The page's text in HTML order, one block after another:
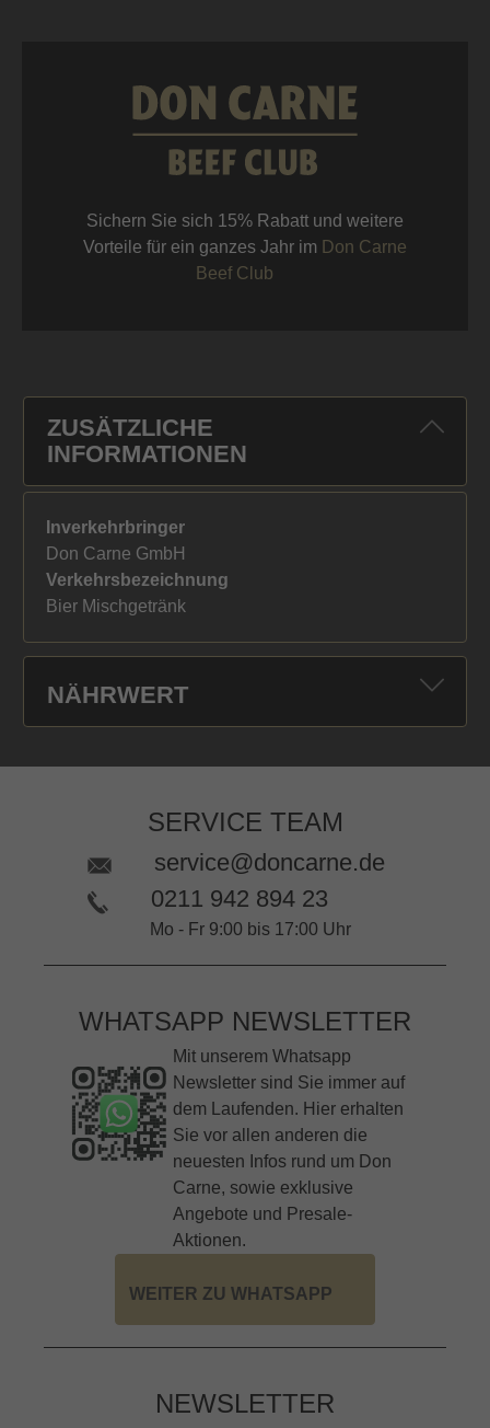
Sichern Sie sich 15% Rabatt und weitere
Vorteile für ein ganzes Jahr im Don Carne
Beef Club
ZUSÄTZLICHE
INFORMATIONEN
Inverkehrbringer
Don Carne GmbH
Verkehrsbezeichnung
Bier Mischgetränk
NÄHRWERT
SERVICE TEAM
service@doncarne.de
0211 942 894 23
Mo - Fr 9:00 bis 17:00 Uhr
WHATSAPP NEWSLETTER
Mit unserem Whatsapp
Newsletter sind Sie immer auf
dem Laufenden. Hier erhalten
Sie vor allen anderen die
neuesten Infos rund um Don
Carne, sowie exklusive
Angebote und Presale-
Aktionen.
WEITER ZU WHATSAPP
NEWSLETTER